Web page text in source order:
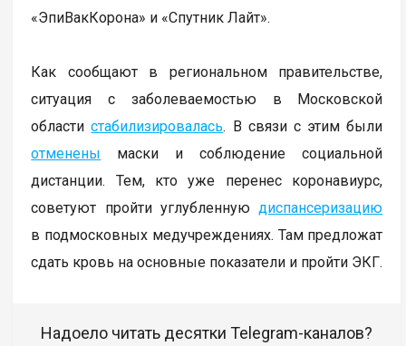
«ЭпиВакКорона» и «Спутник Лайт».
Как сообщают в региональном правительстве,
ситуация с заболеваемостью в Московской
областистабилизировалась. В связи с этим были
отменены маски и соблюдение социальной
дистанции. Тем, кто уже перенес коронавиурс,
советуют пройти углубленную диспансеризацию
в подмосковных медучреждениях. Там предложат
сдать кровь на основные показатели и пройти ЭКГ.
Надоело читать десятки Telegram-каналов?